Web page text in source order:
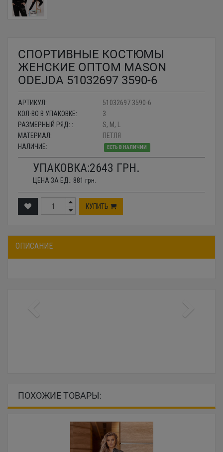
СПОРТИВНЫЕ КОСТЮМЫ
ЖЕНСКИЕ ОПТОМ MASON
ODEJDA 51032697 3590-6
АРТИКУЛ:
51032697 3590-6
КОЛ-ВО В УПАКОВКЕ:
3
РАЗМЕРНЫЙ РЯД: :
S, M, L
МАТЕРИАЛ:
ПЕТЛЯ
НАЛИЧИЕ:
ЕСТЬ В НАЛИЧИИ
УПАКОВКА:2643 ГРН.
ЦЕНА ЗА ЕД.: 881 грн.
КУПИТЬ
ОПИСАНИЕ
ПОХОЖИЕ ТОВАРЫ: